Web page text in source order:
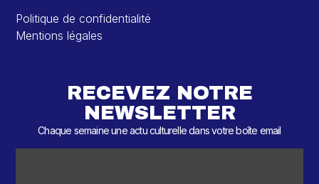
Politique de confidentialité
Mentions légales
RECEVEZ NOTRE
NEWSLETTER
Chaque semaine une actu culturelle dans votre boîte email